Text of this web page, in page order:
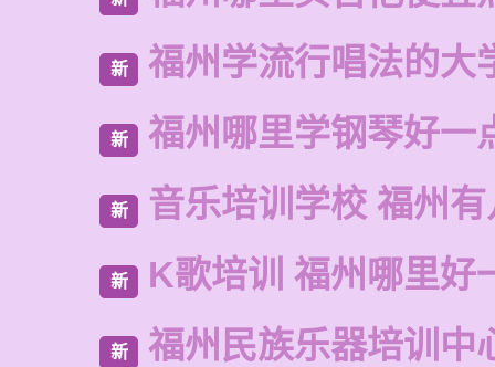
新 福州学流行唱法的大
新 福州哪里学钢琴好一
新 音乐培训学校 福州
新 K歌培训 福州哪里好
新 福州民族乐器培训中